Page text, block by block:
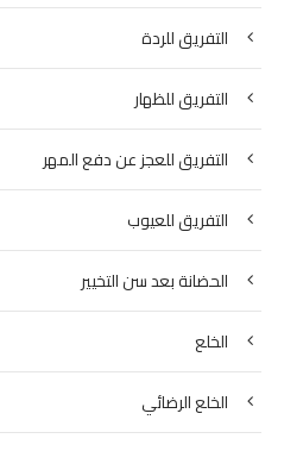
التفريق للردة
التفريق للظهار
التفريق للعجز عن دفع المهر
التفريق للعيوب
الحضانة بعد سن التخيير
الخلع
الخلع الرضائي